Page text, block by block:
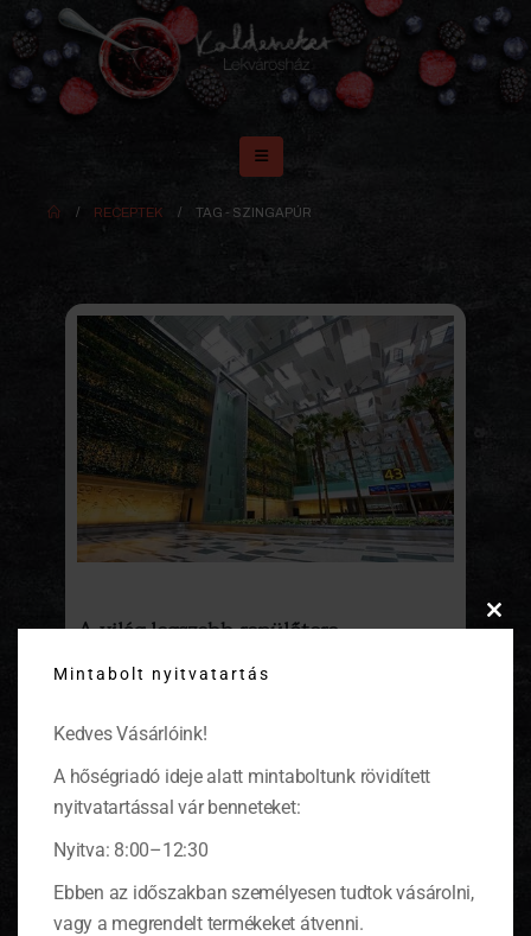
RECEPTEK TAG - SZINGAPÚR
A világ legszebb repülőtere
„Azon fáradoztunk, hogy egy olyan repülőtéri
osztályon utaznál.
KOSÁR
Mintabolt nyitvatartás
Kedves Vásárlóink!
A hőségriadó ideje alatt mintaboltunk rövidített
nyitvatartással vár benneteket:
Nyitva: 8:00–12:30
Ebben az időszakban személyesen tudtok vásárolni,
vagy a megrendelt termékeket átvenni.